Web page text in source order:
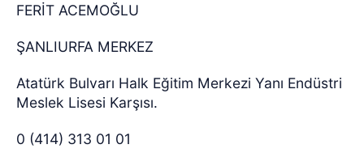
FERİT ACEMOĞLU
ŞANLIURFA MERKEZ
Atatürk Bulvarı Halk Eğitim Merkezi Yanı Endüstri
Meslek Lisesi Karşısı.
0 (414) 313 01 01